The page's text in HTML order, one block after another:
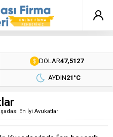
DOLAR47,5127
AYDIN21°C
En İyi Avukatlar